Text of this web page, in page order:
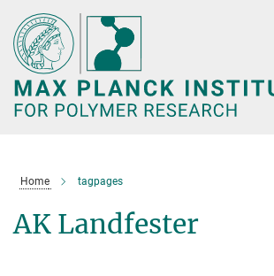
Main-
Content
Home tagpages
AK Landfester